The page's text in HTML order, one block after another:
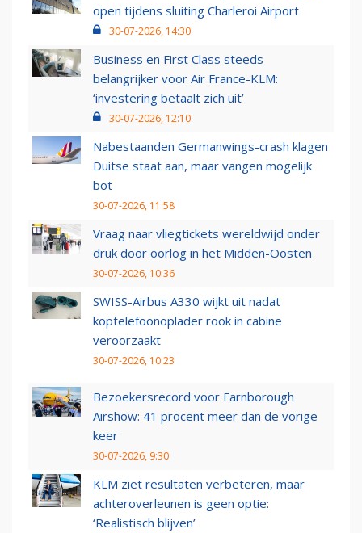
open tijdens sluiting Charleroi Airport
30-07-2026, 14:30
Business en First Class steeds
belangrijker voor Air France-KLM:
‘investering betaalt zich uit’
30-07-2026, 12:10
Nabestaanden Germanwings-crash klagen
Duitse staat aan, maar vangen mogelijk
bot
30-07-2026, 11:58
Vraag naar vliegtickets wereldwijd onder
druk door oorlog in het Midden-Oosten
30-07-2026, 10:36
SWISS-Airbus A330 wijkt uit nadat
koptelefoonoplader rook in cabine
veroorzaakt
30-07-2026, 10:23
Bezoekersrecord voor Farnborough
Airshow: 41 procent meer dan de vorige
keer
30-07-2026, 9:30
KLM ziet resultaten verbeteren, maar
achteroverleunen is geen optie:
‘Realistisch blijven’